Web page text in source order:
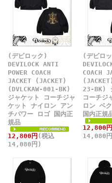
(デビロック)
DEVILOCK ANTI
POWER COACH
JACKET (JACKET)
(DVLCKAW-001-BK)
ジャケット コーチジャ
ケット ナイロン アン
チパワー ロゴ 国内正
規品
12,800円 (税込
14,080円)
(デビロ
COACH
23-BK)
コーチジ
ロン ベ
国内正規
12,800円
14,080